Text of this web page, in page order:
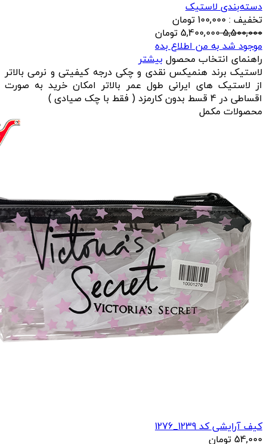
دسته‌بندی لاستیک
تخفیف : 100,000 تومان
5,500,000
5,400,000 تومان
موجود شد به من اطلاع بده
راهنمای انتخاب محصول بیشتر
لاستیک برند هنمیکس نقدی و چکی درجه کیفیتی و نرمی بالاتر
از لاستیک های ایرانی طول عمر بالاتر امکان خرید به صورت
اقساطی در 4 قسط بدون کارمزد ( فقط با چک صیادی )
محصولات مکمل
کیف آرایشی کد 1239_1276
54,000 تومان